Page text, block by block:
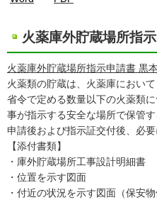
火薬庫外貯蔵場所指示
火薬庫外貯蔵場所指示申請書 黒
火薬類の貯蔵は、火薬庫におい
省令で定める数量以下の火薬類
事が指示する安全な場所で保管す
申請後および指示証交付後、必
【添付書類】
・庫外貯蔵場所工事設計明細書
・位置を示す図面
・付近の状況を示す図面（保安